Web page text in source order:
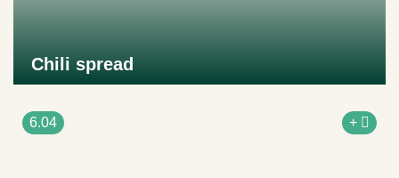
Chili spread
6.04 +